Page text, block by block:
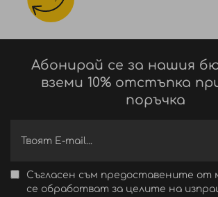
Абонирай се за нашия
вземи 10% отстъпка
поръчка
Съгласен съм предоставените от
се обработват за целите на